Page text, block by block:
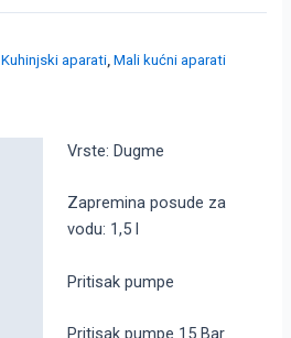
,Kuhinjski aparati ,Mali kućni aparati
Vrste: Dugme
Zapremina posude za
vodu: 1,5 l
Pritisak pumpe
Pritisak pumpe 15 Bar